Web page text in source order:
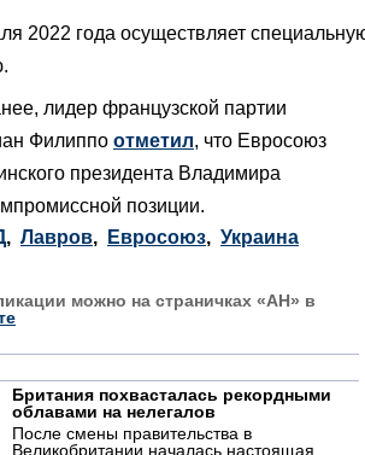
2022 года осуществляет
лидер французской партии
Филиппо отметил, что Евросоюз
президента Владимира
позиции.
, Лавров, Евросоюз, Украина
можно на страничках «АН» в
Британия похвасталась рекордными
облавами на нелегалов
После смены правительства в
Великобритании началась настоящая